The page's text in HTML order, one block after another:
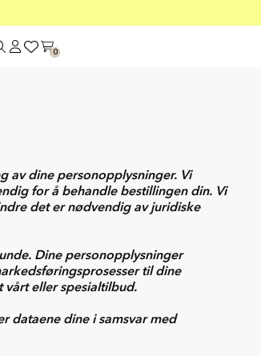
0
av dine personopplysninger. Vi
for å behandle bestillingen din. Vi
det er nødvendig av juridiske
Dine personopplysninger
til dine
vårt eller spesialtilbud.
dataene dine i samsvar med